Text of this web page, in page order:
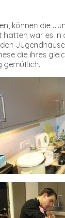
können die
war es
die ihres
gemütlich.